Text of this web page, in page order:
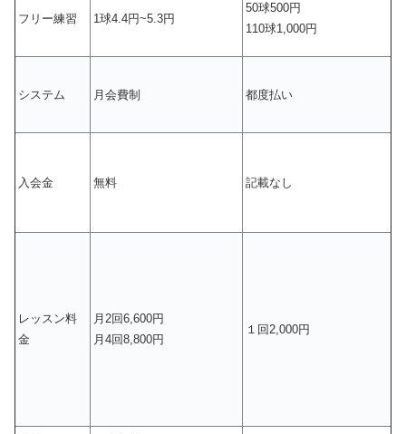
フリー練習 1球4.4円~5.3円
50球500円
110球1,000円
システム 月会費制 都度払い
入会金 無料 記載なし
レッスン料
金
月2回6,600円
月4回8,800円
１回2,000円